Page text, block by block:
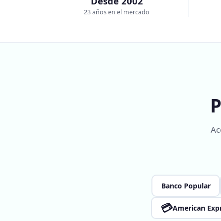
23 años en el mercado
Banco Popular
💳American